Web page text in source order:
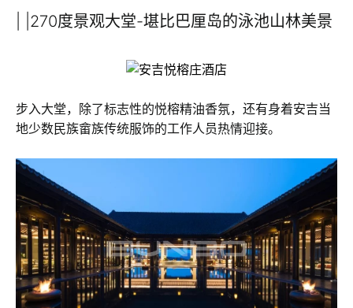
| |270度景观大堂-堪比巴厘岛的泳池山林美景
步入大堂，除了标志性的悦榕精油香氛，还有身着安吉当
地少数民族畲族传统服饰的工作人员热情迎接。